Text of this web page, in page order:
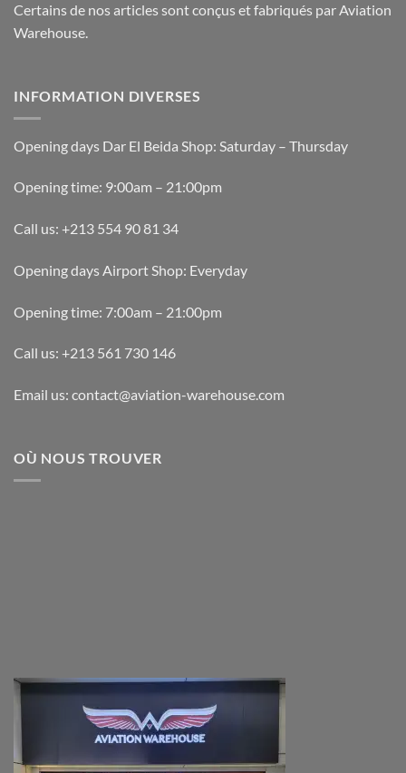
Certains de nos articles sont conçus et fabriqués par Aviation
Warehouse.
INFORMATION DIVERSES
Opening days Dar El Beida Shop: Saturday – Thursday
Opening time: 9:00am – 21:00pm
Call us: +213 554 90 81 34
Opening days Airport Shop: Everyday
Opening time: 7:00am – 21:00pm
Call us: +213 561 730 146
Email us: contact@aviation-warehouse.com
OÙ NOUS TROUVER